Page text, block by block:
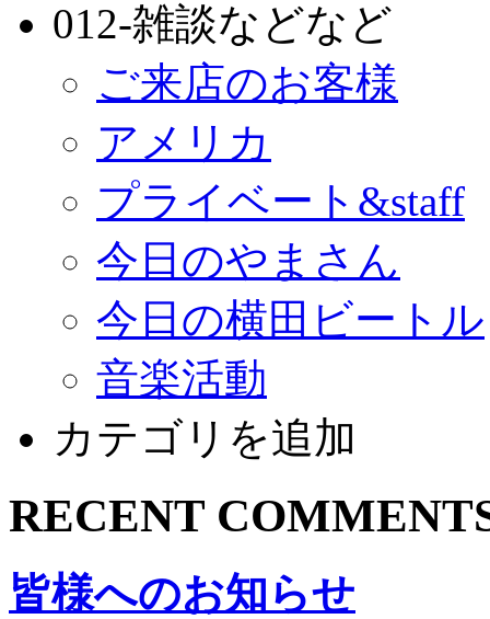
012-雑談などなど
ご来店のお客様
アメリカ
プライベート&staff
今日のやまさん
今日の横田ビートル
音楽活動
カテゴリを追加
RECENT
皆様へのお知らせ